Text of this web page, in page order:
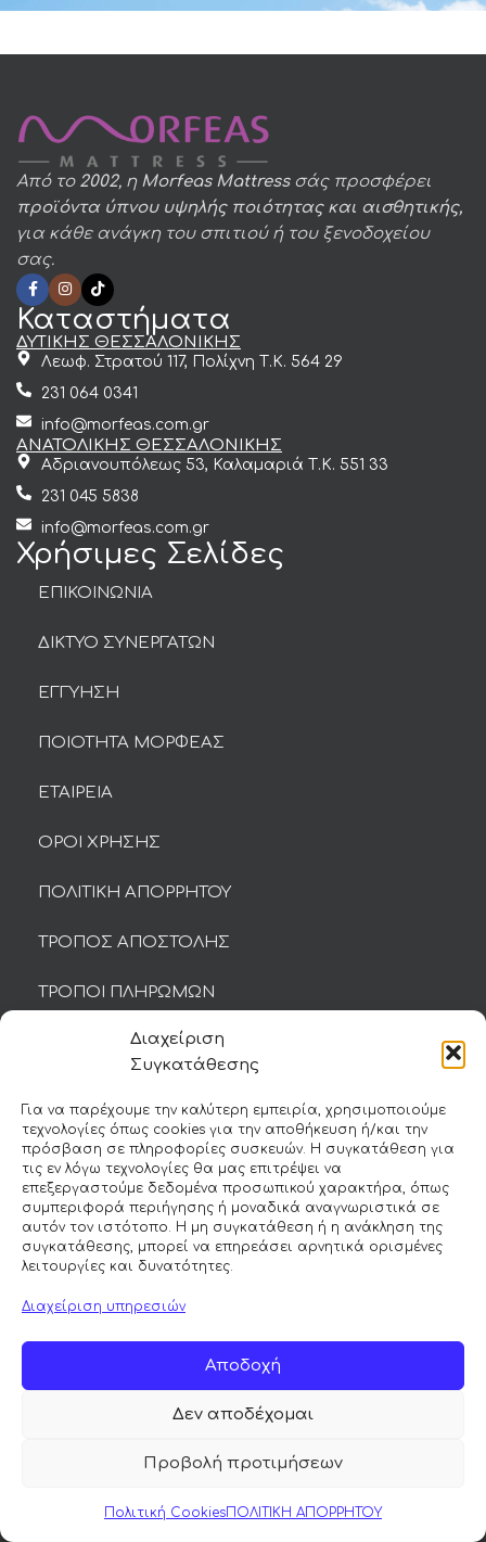
Διαχείριση
Συγκατάθεσης
Για να παρέχουμε την καλύτερη εμπειρία, χρησιμοποιούμε
τεχνολογίες όπως cookies για την αποθήκευση ή/και την
πρόσβαση σε πληροφορίες συσκευών. Η συγκατάθεση για
τις εν λόγω τεχνολογίες θα μας επιτρέψει να
επεξεργαστούμε δεδομένα προσωπικού χαρακτήρα, όπως
συμπεριφορά περιήγησης ή μοναδικά αναγνωριστικά σε
αυτόν τον ιστότοπο. Η μη συγκατάθεση ή η ανάκληση της
συγκατάθεσης, μπορεί να επηρεάσει αρνητικά ορισμένες
λειτουργίες και δυνατότητες.
Διαχείριση υπηρεσιών
Αποδοχή
Δεν αποδέχομαι
Προβολή προτιμήσεων
Πολιτική CookiesΠΟΛΙΤΙΚΗ ΑΠΟΡΡΗΤΟΥ
Από το2002, η Morfeas Mattressσάς προσφέρει
προϊόντα ύπνου υψηλής ποιότητας και αισθητικής,
για κάθε ανάγκη του σπιτιού ή του ξενοδοχείου
σας.
Καταστήματα
ΔΥΤΙΚΗΣ ΘΕΣΣΑΛΟΝΙΚΗΣ
Λεωφ. Στρατού 117, Πολίχνη Τ.Κ. 564 29
231 064 0341
info@morfeas.com.gr
ΑΝΑΤΟΛΙΚΗΣ ΘΕΣΣΑΛΟΝΙΚΗΣ
Αδριανουπόλεως 53, Καλαμαριά Τ.Κ. 551 33
231 045 5838
info@morfeas.com.gr
Χρήσιμες Σελίδες
ΕΠΙΚΟΙΝΩΝΙΑ
ΔΙΚΤΥΟ ΣΥΝΕΡΓΑΤΩΝ
ΕΓΓΥΗΣΗ
ΠΟΙΟΤΗΤΑ ΜΟΡΦΕΑΣ
ΕΤΑΙΡΕΙΑ
ΟΡΟΙ ΧΡΗΣΗΣ
ΠΟΛΙΤΙΚΗ ΑΠΟΡΡΗΤΟΥ
ΤΡΟΠΟΣ ΑΠΟΣΤΟΛΗΣ
ΤΡΟΠΟΙ ΠΛΗΡΩΜΩΝ
ΕΠΙΣΤΡΟΦΕΣ ΚΑΙ ΦΟΡΜΑ ΥΠΑΝΑΧΩΡΗΣΗΣ
Κάντε κλικ στο κουμπί 'Συμφωνώ' για
Πολιτική Cookies
Συμφωνώ
Powered by